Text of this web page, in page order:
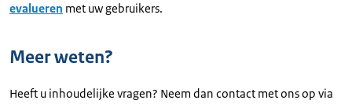
evalueren met uw gebruikers.
Meer weten?
Heeft u inhoudelijke vragen? Neem dan contact met ons op via